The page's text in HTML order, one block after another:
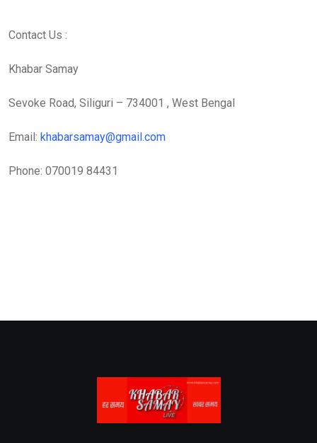
Contact Us :
Khabar Samay
Sevoke Road, Siliguri – 734001 , West Bengal
Email: khabarsamay@gmail.com
Phone: 070019 84431